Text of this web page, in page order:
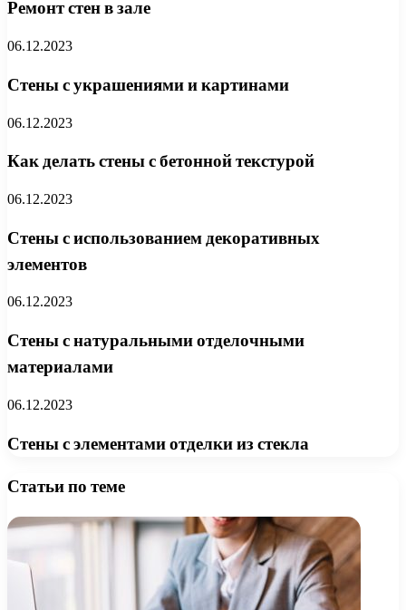
Ремонт стен в зале
06.12.2023
Стены с украшениями и картинами
06.12.2023
Как делать стены с бетонной текстурой
06.12.2023
Стены с использованием декоративных
элементов
06.12.2023
Стены с натуральными отделочными
материалами
06.12.2023
Стены с элементами отделки из стекла
Статьи по теме